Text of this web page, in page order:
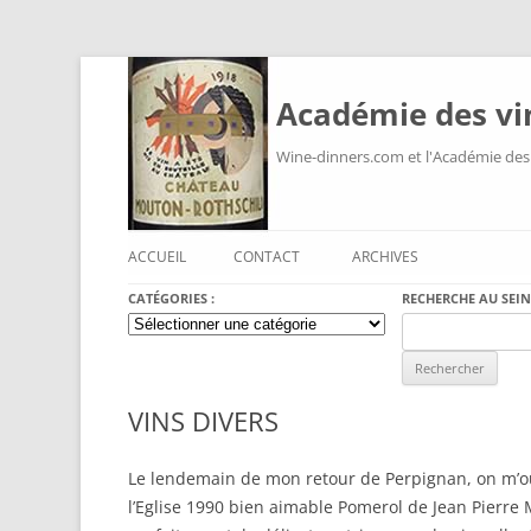
Académie des
Wine-dinners.com et l'Académie
ACCUEIL CONTACT ARCHIVES
CATÉGORIES :
Catégories
:
RECHERCHE AU
for:
VINS DIVERS
Le lendemain de mon retour de Perpignan, on
l’Eglise 1990 bien aimable Pomerol de Jean